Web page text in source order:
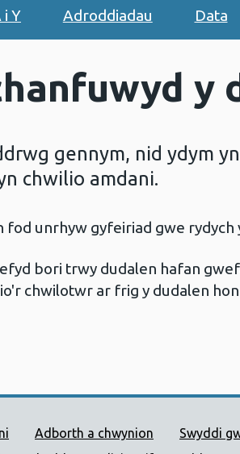
i Y Adroddiadau Data
y
gennym, nid ydym
chwilio amdani.
fod unrhyw gyfeiriad gwe
bori trwy dudalen hafan
chwilotwr ar frig y dudalen
Iechyd
Adborth a chwynion
Swyddi